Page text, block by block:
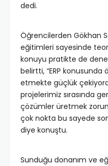
dedi.
Öğrencilerden Gökhan
eğitimleri sayesinde
konuyu pratikte de
belirtti, “ERP
etmekte güçlük
projelerimiz sırasında
çözümler üretmek
çok nokta bu sayede
diye konuştu.
Sunduğu donanım ve